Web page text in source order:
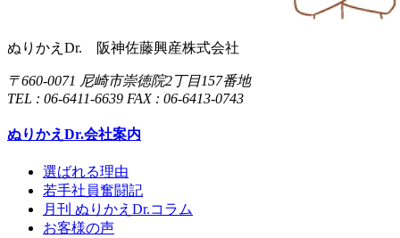
ぬりかえDr. 阪神佐藤興産株式会社
〒660-0071 尼崎市崇徳院2丁目157番地
TEL : 06-6411-6639 FAX : 06-6413-0743
ぬりかえDr.会社案内
選ばれる理由
若手社員奮闘記
月刊 ぬりかえDr.コラム
お客様の声